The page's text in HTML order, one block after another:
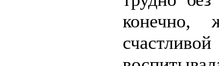
конечно,